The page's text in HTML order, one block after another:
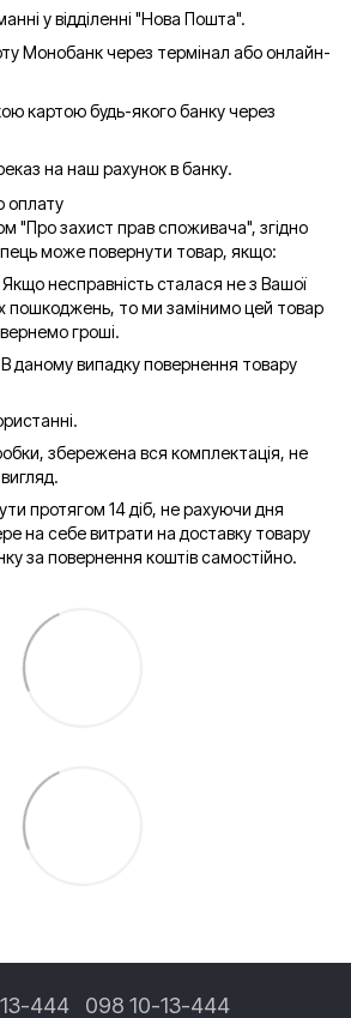
у відділенні "Нова Пошта".
Монобанк через термінал або онлайн-
картою будь-якого банку через
на наш рахунок в банку.
оплату
"Про захист прав споживача", згідно
може повернути товар, якщо:
несправність сталася не з Вашої
пошкоджень, то ми замінимо цей товар
гроші.
даному випадку повернення товару
збережена вся комплектація, не
протягом 14 діб, не рахуючи дня
на себе витрати на доставку товару
за повернення коштів самостійно.
444 098 10-13-444